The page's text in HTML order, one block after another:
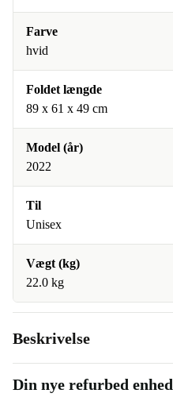
Farve
hvid
Foldet længde
89 x 61 x 49 cm
Model (år)
2022
Til
Unisex
Vægt (kg)
22.0 kg
Beskrivelse
Din nye refurbed enhed